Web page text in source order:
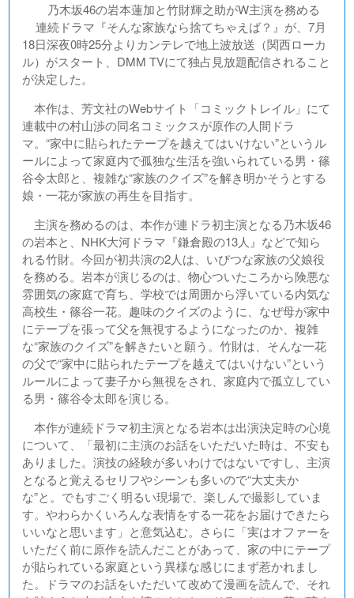
乃木坂46の岩本蓮加と竹財輝之助がW主演を務める
連続ドラマ『そんな家族なら捨てちゃえば？』が、7月
18日深夜0時25分よりカンテレで地上波放送（関西ローカ
ル）がスタート、DMM TVにて独占見放題配信されること
が決定した。
本作は、芳文社のWebサイト「コミックトレイル」にて
連載中の村山渉の同名コミックスが原作の人間ドラ
マ。“家中に貼られたテープを越えてはいけない”というル
ールによって家庭内で孤独な生活を強いられている男・篠
谷令太郎と、複雑な“家族のクイズ”を解き明かそうとする
娘・一花が家族の再生を目指す。
主演を務めるのは、本作が連ドラ初主演となる乃木坂46
の岩本と、NHK大河ドラマ『鎌倉殿の13人』などで知ら
れる竹財。今回が初共演の2人は、いびつな家族の父娘役
を務める。岩本が演じるのは、物心ついたころから険悪な
雰囲気の家庭で育ち、学校では周囲から浮いている内気な
高校生・篠谷一花。趣味のクイズのように、なぜ母が家中
にテープを張って父を無視するようになったのか、複雑
な“家族のクイズ”を解きたいと願う。竹財は、そんな一花
の父で“家中に貼られたテープを越えてはいけない”という
ルールによって妻子から無視をされ、家庭内で孤立してい
る男・篠谷令太郎を演じる。
本作が連続ドラマ初主演となる岩本は出演決定時の心境
について、「最初に主演のお話をいただいた時は、不安も
ありました。演技の経験が多いわけではないですし、主演
となると覚えるセリフやシーンも多いので“大丈夫か
な”と。でもすごく明るい現場で、楽しんで撮影していま
す。やわらかくいろんな表情をする一花をお届けできたら
いいなと思います」と意気込む。さらに「実はオファーを
いただく前に原作を読んだことがあって、家の中にテープ
が貼られている家庭という異様な感じにまず惹かれまし
た。ドラマのお話をいただいて改めて漫画を読んで、それ